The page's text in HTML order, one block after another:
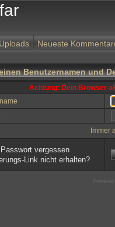
Neueste
Benutzernamen und
Achtung: Dein Browser
Immer
Passwort vergessen
Link nicht erhalten?